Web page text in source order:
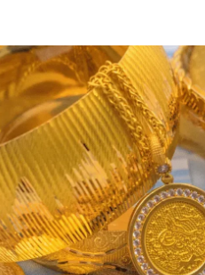
Erzurum
Eskişehir
Gaziantep
Giresun
Gümüşhane
Hakkari
Hatay